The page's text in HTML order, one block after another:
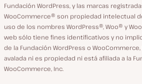
Fundación WordPress, y las marcas
WooCommerce® son propiedad intelectual
uso de los nombres WordPress®, Woo® y
web sólo tiene fines identificativos y no
de la Fundación WordPress o
avalada ni es propiedad ni está afiliada a la
WooCommerce, Inc.